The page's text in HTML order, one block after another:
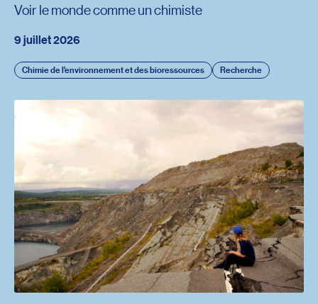
9 juillet 2026
Chimie de l’environnement et des bioressources Recherche
Voir le monde comme un chimiste